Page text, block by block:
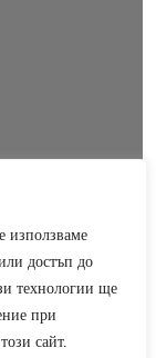
използваме
достъп до
технологии ще
при
сайт.